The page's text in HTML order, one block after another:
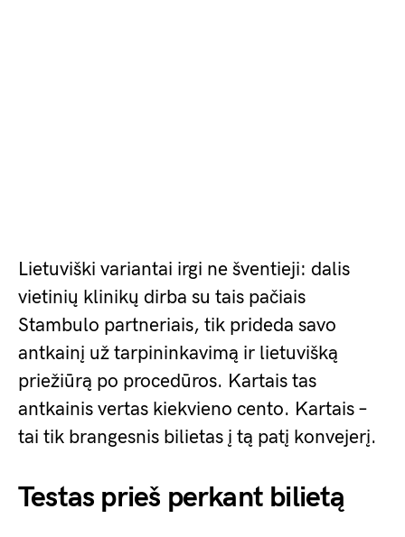
Lietuviški variantai irgi ne šventieji: dalis
vietinių klinikų dirba su tais pačiais
Stambulo partneriais, tik prideda savo
antkainį už tarpininkavimą ir lietuvišką
priežiūrą po procedūros. Kartais tas
antkainis vertas kiekvieno cento. Kartais –
tai tik brangesnis bilietas į tą patį konvejerį.
Testas prieš perkant bilietą